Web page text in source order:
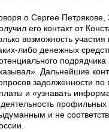
о Сергее
его контакт от
возможность
либо денежных
подрядчика
Дальнейшие
задолженности
и «узнавать
деятельность
и не